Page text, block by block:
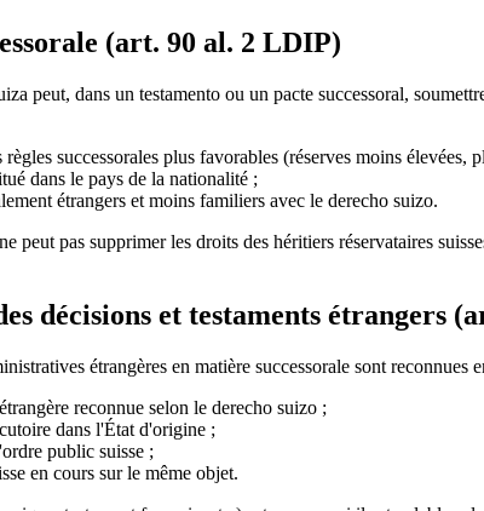
(art. 90 al. 2 LDIP)
peut, dans un testamento ou un pacte successoral,
successorales plus favorables (réserves moins élevées,
dans le pays de la nationalité ;
étrangers et moins familiers avec le derecho suizo.
peut pas supprimer les droits des héritiers réservataires
décisions et testaments étrangers
étrangères en matière successorale sont
reconnue selon le derecho suizo ;
dans l'État d'origine ;
public suisse ;
en cours sur le même objet.